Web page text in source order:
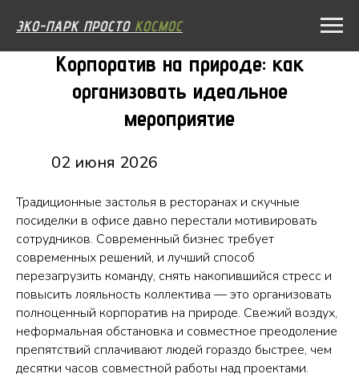
ЭКО-ПАРК ПРОСТОКОСМОС
Корпоратив на природе: как
организовать идеальное
мероприятие
02 июня 2026
Традиционные застолья в ресторанах и скучные
посиделки в офисе давно перестали мотивировать
сотрудников. Современный бизнес требует
современных решений, и лучший способ
перезагрузить команду, снять накопившийся стресс и
повысить лояльность коллектива — это организовать
полноценный корпоратив на природе. Свежий воздух,
неформальная обстановка и совместное преодоление
препятствий сплачивают людей гораздо быстрее, чем
десятки часов совместной работы над проектами.